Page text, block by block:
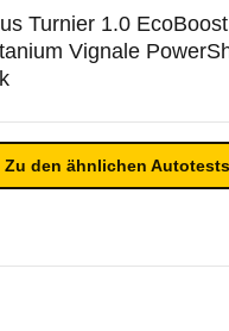
Turnier 1.0 EcoBoost
Vignale
Zu den ähnlichen Autotests